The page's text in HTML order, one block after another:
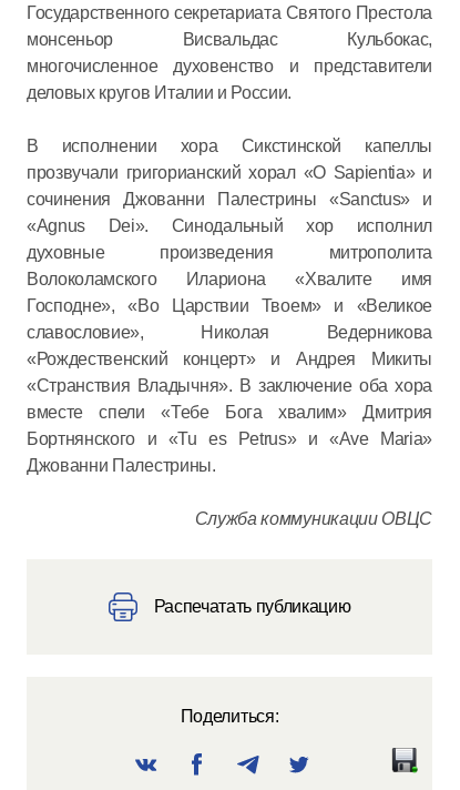
Государственного секретариата Святого Престола
монсеньор Висвальдас Кульбокас,
многочисленное духовенство и представители
деловых кругов Италии и России.
В исполнении хора Сикстинской капеллы
прозвучали григорианский хорал «O Sapientia» и
сочинения Джованни Палестрины «Sanctus» и
«Agnus Dei». Синодальный хор исполнил
духовные произведения митрополита
Волоколамского Илариона «Хвалите имя
Господне», «Во Царствии Твоем» и «Великое
славословие», Николая Ведерникова
«Рождественский концерт» и Андрея Микиты
«Странствия Владычня». В заключение оба хора
вместе спели «Тебе Бога хвалим» Дмитрия
Бортнянского и «Tu es Petrus» и «Ave Maria»
Джованни Палестрины.
Служба коммуникации ОВЦС
Распечатать публикацию
Поделиться: